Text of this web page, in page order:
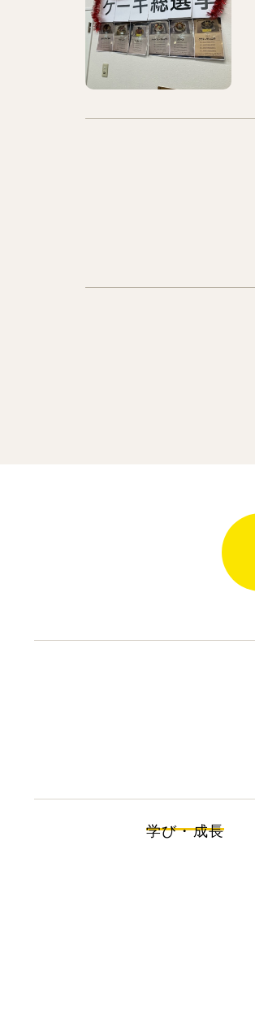
学び・成長